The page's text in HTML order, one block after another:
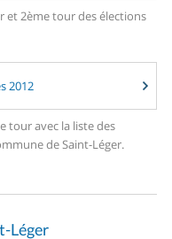
et 2ème tour des élections
2012
tour avec la liste des
de Saint-Léger.
Léger